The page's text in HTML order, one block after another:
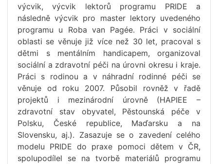
výcvik, výcvik lektorů programu PRIDE a
následně výcvik pro master lektory uvedeného
programu u Roba van Pagée. Práci v sociální
oblasti se věnuje již více než 30 let, pracoval s
dětmi s mentálním handicapem, organizoval
sociální a zdravotní péči na úrovni okresu i kraje.
Práci s rodinou a v náhradní rodinné péči se
věnuje od roku 2007. Působil rovněž v řadě
projektů i mezinárodní úrovně (HAPIEE –
zdravotní stav obyvatel, Pěstounská péče v
Polsku, České republice, Maďarsku a na
Slovensku, aj.). Zasazuje se o zavedení celého
modelu PRIDE do praxe pomoci dětem v ČR,
spolupodílel se na tvorbě materiálů programu